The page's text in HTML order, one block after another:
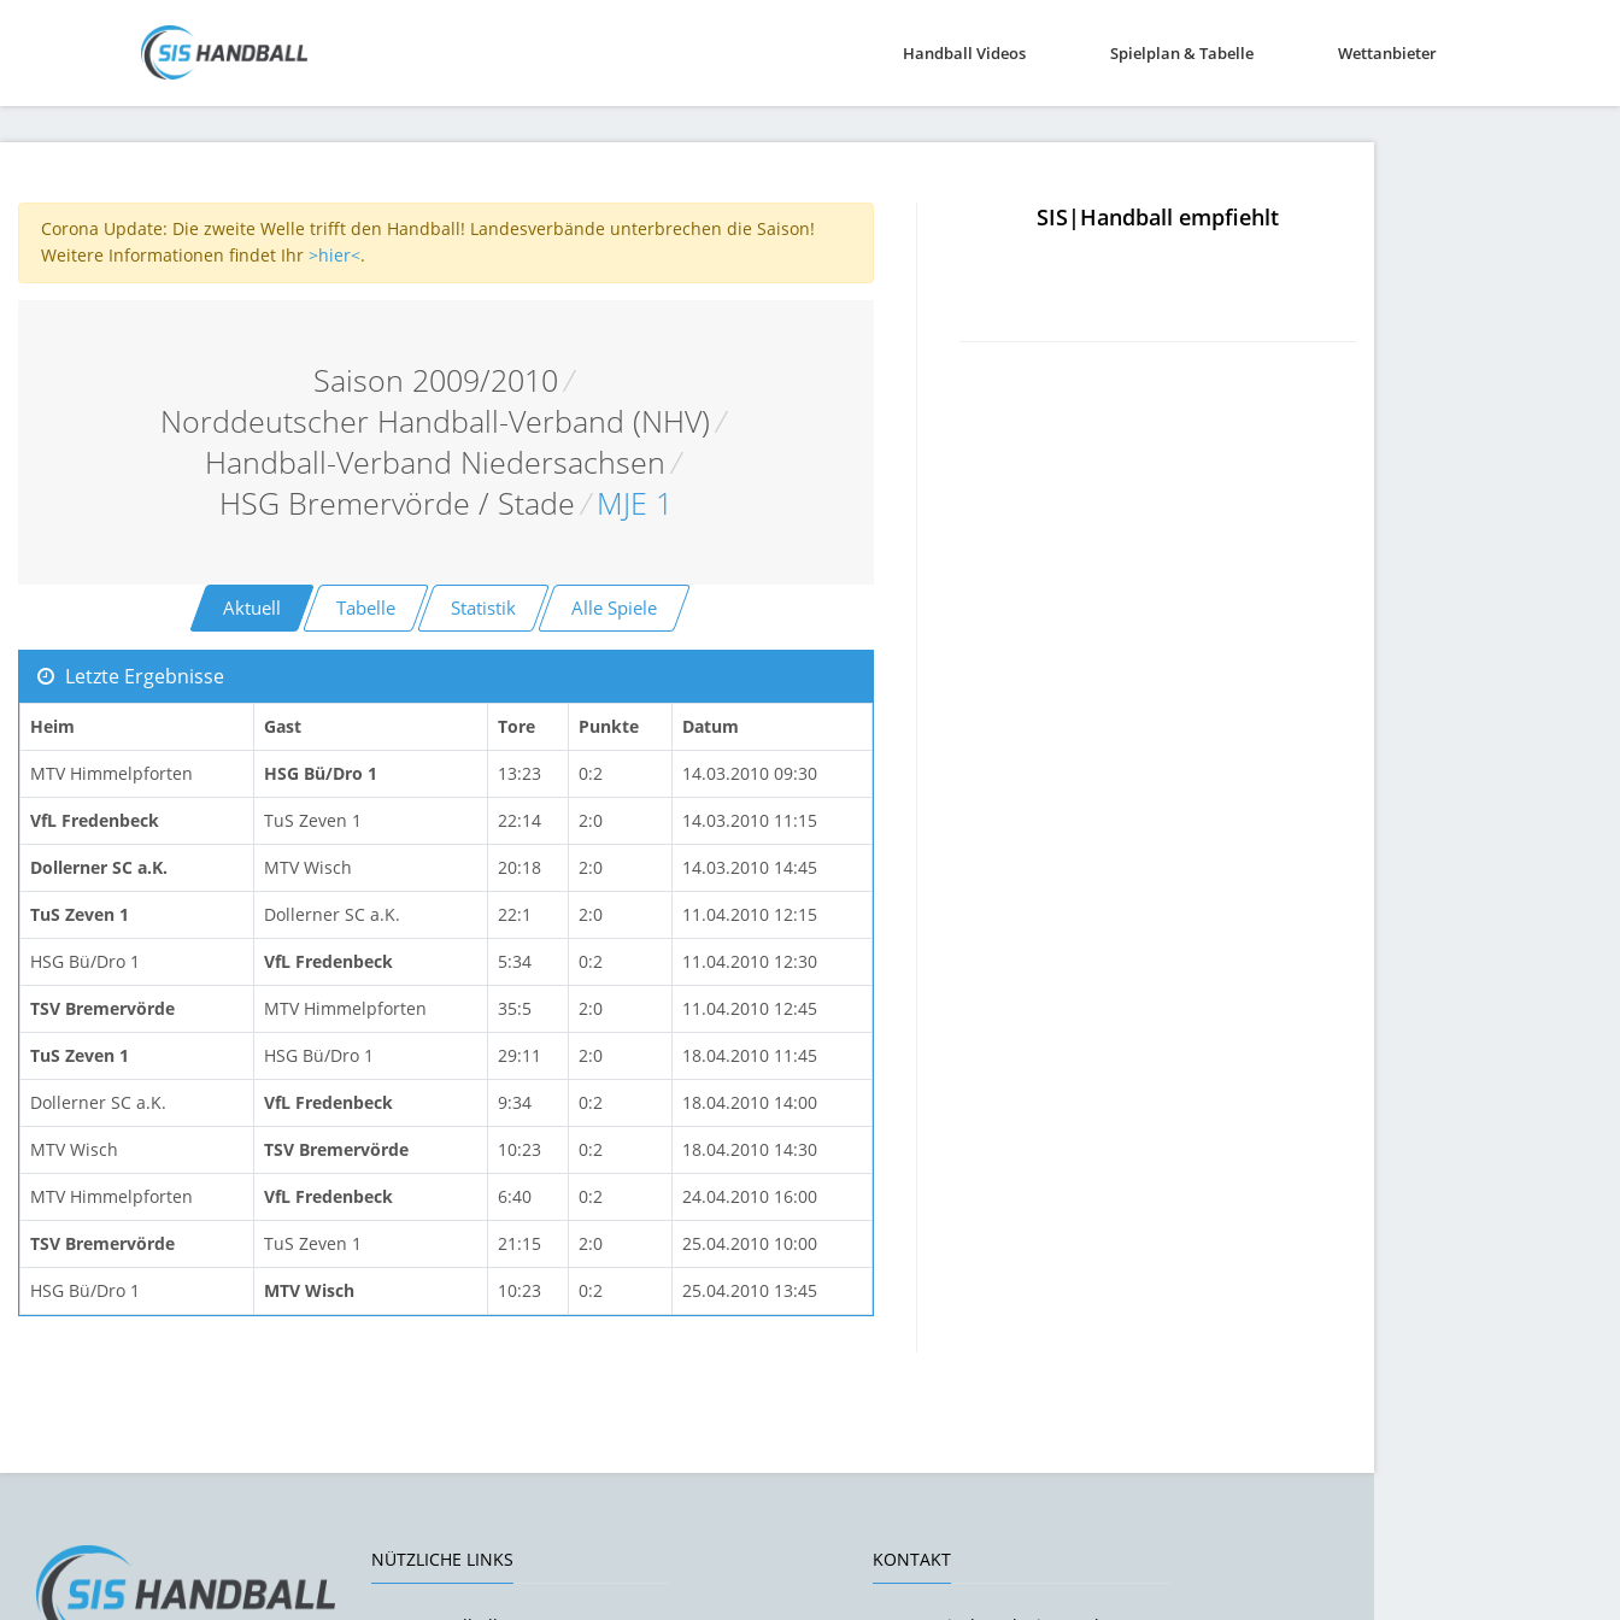
Handball Videos Spielplan & Tabelle Wettanbieter
Corona Update: Die zweite Welle trifft den Handball! Landesverbände unterbrechen die Saison!
Weitere Informationen findet Ihr >hier<.
Saison 2009/2010/
Norddeutscher Handball-Verband (NHV)/
Handball-Verband Niedersachsen /
HSG Bremervörde / Stade/ MJE 1
Aktuell Tabelle Statistik Alle Spiele
Letzte Ergebnisse
Heim Gast Tore Punkte Datum
MTV Himmelpforten HSG Bü/Dro 1 13:23 0:2 14.03.2010 09:30
VfL Fredenbeck TuS Zeven 1 22:14 2:0 14.03.2010 11:15
Dollerner SC a.K. MTV Wisch 20:18 2:0 14.03.2010 14:45
TuS Zeven 1 Dollerner SC a.K. 22:1 2:0 11.04.2010 12:15
HSG Bü/Dro 1 VfL Fredenbeck 5:34 0:2 11.04.2010 12:30
TSV Bremervörde MTV Himmelpforten 35:5 2:0 11.04.2010 12:45
TuS Zeven 1 HSG Bü/Dro 1 29:11 2:0 18.04.2010 11:45
Dollerner SC a.K. VfL Fredenbeck 9:34 0:2 18.04.2010 14:00
MTV Wisch TSV Bremervörde 10:23 0:2 18.04.2010 14:30
MTV Himmelpforten VfL Fredenbeck 6:40 0:2 24.04.2010 16:00
TSV Bremervörde TuS Zeven 1 21:15 2:0 25.04.2010 10:00
HSG Bü/Dro 1 MTV Wisch 10:23 0:2 25.04.2010 13:45
SIS|Handball empfiehlt
NÜTZLICHE LINKS KONTAKT